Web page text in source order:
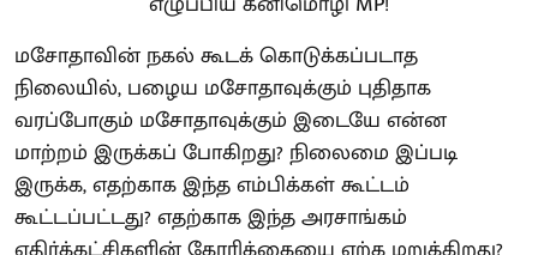
மசோதாவின் நகல் கூடக் கொடுக்கப்படாத
நிலையில், பழைய மசோதாவுக்கும் புதிதாக
வரப்போகும் மசோதாவுக்கும் இடையே என்ன
மாற்றம் இருக்கப் போகிறது? நிலைமை இப்படி
இருக்க, எதற்காக இந்த எம்பிக்கள் கூட்டம்
கூட்டப்பட்டது? எதற்காக இந்த அரசாங்கம்